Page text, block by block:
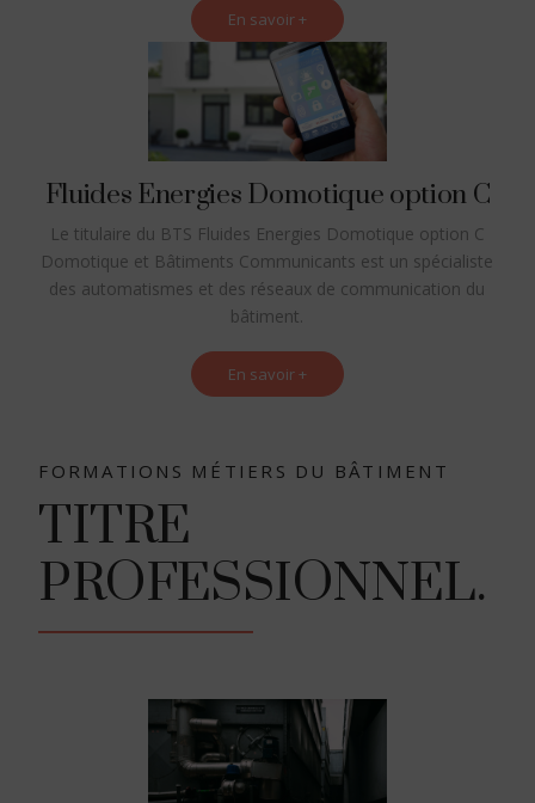
En savoir +
Fluides Energies Domotique option C
Le titulaire du BTS Fluides Energies Domotique option C
Domotique et Bâtiments Communicants est un spécialiste
des automatismes et des réseaux de communication du
bâtiment.
En savoir +
FORMATIONS MÉTIERS DU BÂTIMENT
TITRE
PROFESSIONNEL.